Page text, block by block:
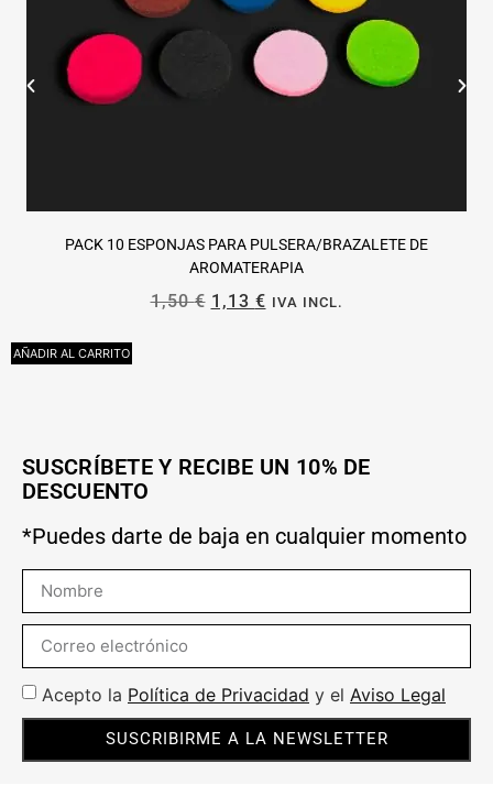
PACK 10 ESPONJAS PARA PULSERA/BRAZALETE DE
AROMATERAPIA
1,50€ 1,13 € IVA INCL.
AÑADIR AL CARRITO
SUSCRÍBETE Y RECIBE UN 10% DE
DESCUENTO
*Puedes darte de baja en cualquier momento
Acepto la Política de Privacidad y el Aviso Legal
SUSCRIBIRME A LA NEWSLETTER